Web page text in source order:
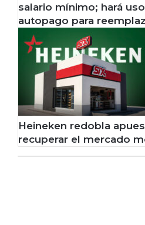
salario mínimo; hará
autopago para
Heineken redobla
recuperar el mercado